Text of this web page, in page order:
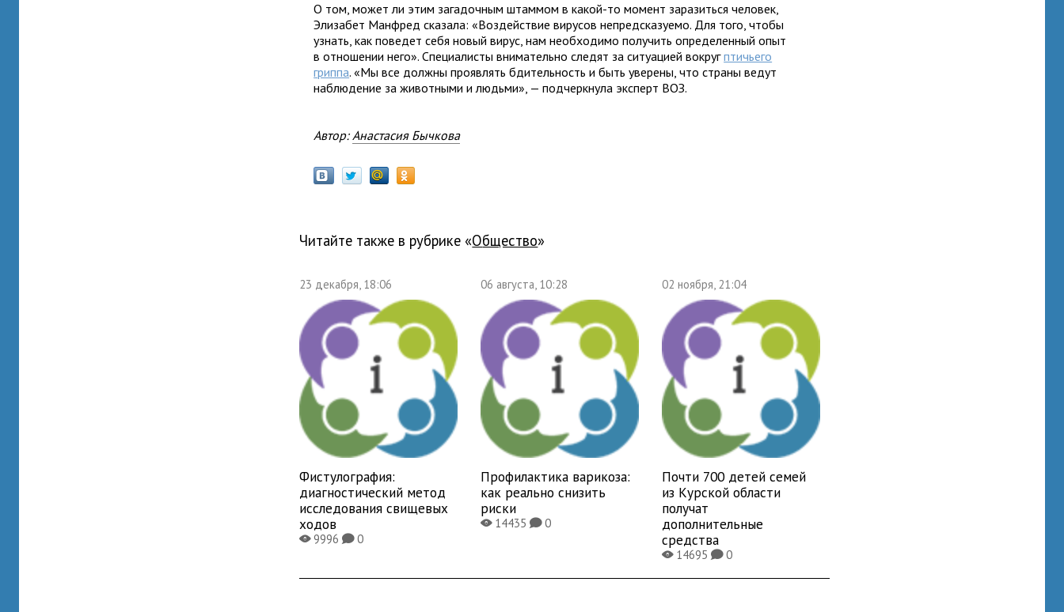
О том, может ли этим зага­доч­ным штам­мом в какой-то момент зара­зиться чело­век,
Элизабет Манфред ска­зала: «Воздействие виру­сов непред­ска­зу­емо. Для того, чтобы
узнать, как пове­дет себя новый вирус, нам необ­хо­димо полу­чить опре­де­лен­ный опыт
в отно­ше­нии него». Специалисты вни­ма­тельно сле­дят за ситу­а­цией вокругпти­чьего
гриппа. «Мы все должны про­яв­лять бди­тель­ность и быть уве­рены, что страны ведут
наблю­де­ние за живот­ными и людьми», — под­черк­нула эксперт ВОЗ.
Автор:Анастасия Бычкова
Читайте также в рубрике « общество»
23 декабря, 18:06
Фистулография:
диагностический метод
исследования свищевых
ходов
X9996K0
06 августа, 10:28
Профилактика варикоза:
как реально снизить
риски
X14435K0
02 ноября, 21:04
Почти 700 детей семей
из Курской области
получат
дополнительные
средства
X14695K0